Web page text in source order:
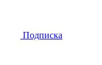
Подписка